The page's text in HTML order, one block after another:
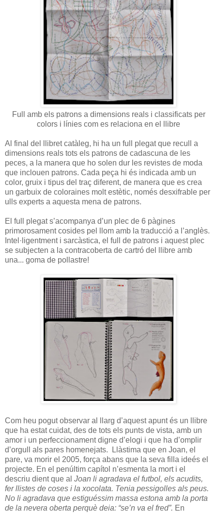
Full amb els patrons a dimensions reals i classificats per
colors i línies com es relaciona en el llibre
Al final del llibret catàleg, hi ha un full plegat que recull a
dimensions reals tots els patrons de cadascuna de les
peces, a la manera que ho solen dur les revistes de moda
que inclouen patrons. Cada peça hi és indicada amb un
color, gruix i tipus del traç diferent, de manera que es crea
un garbuix de coloraines molt estètic, només desxifrable per
ulls experts a aquesta mena de patrons.
El full plegat s’acompanya d’un plec de 6 pàgines
primorosament cosides pel llom amb la traducció a l’anglès.
Intel·ligentment i sarcàstica, el full de patrons i aquest plec
se subjecten a la contracoberta de cartró del llibre amb
una... goma de pollastre!
Com heu pogut observar al llarg d’aquest apunt és un llibre
que ha estat cuidat, des de tots els punts de vista, amb un
amor i un perfeccionament digne d’elogi i que ha d’omplir
d’orgull als pares homenejats. Llàstima que en Joan, el
pare, va morir el 2005, força abans que la seva filla ideés el
projecte. En el penúltim capítol n’esmenta la mort i el
descriu dient que al Joan li agradava el futbol, els acudits,
fer llistes de coses i la xocolata. Tenia pessigolles als peus.
No li agradava que estiguéssim massa estona amb la porta
de la nevera oberta perquè deia: “se’n va el fred”. En